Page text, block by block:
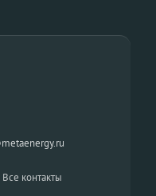
Все контакты